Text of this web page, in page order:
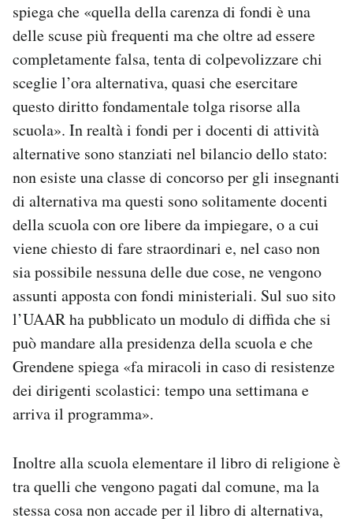
spiega che «quella della carenza di fondi è una
delle scuse più frequenti ma che oltre ad essere
completamente falsa, tenta di colpevolizzare chi
sceglie l’ora alternativa, quasi che esercitare
questo diritto fondamentale tolga risorse alla
scuola». In realtà i fondi per i docenti di attività
alternative sono stanziati nel bilancio dello stato:
non esiste una classe di concorso per gli insegnanti
di alternativa ma questi sono solitamente docenti
della scuola con ore libere da impiegare, o a cui
viene chiesto di fare straordinari e, nel caso non
sia possibile nessuna delle due cose, ne vengono
assunti apposta con fondi ministeriali. Sul suo sito
l’UAAR ha pubblicato un modulo di diffida che si
può mandare alla presidenza della scuola e che
Grendene spiega «fa miracoli in caso di resistenze
dei dirigenti scolastici: tempo una settimana e
arriva il programma».
Inoltre alla scuola elementare il libro di religione è
tra quelli che vengono pagati dal comune, ma la
stessa cosa non accade per il libro di alternativa,